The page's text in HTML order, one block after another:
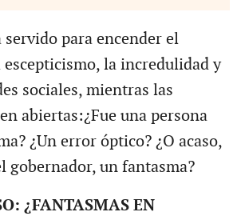
servido para encender el
la incredulidad y
sociales, mientras las
abiertas:¿Fue una persona
¿Un error óptico? ¿O acaso,
gobernador, un fantasma?
¿FANTASMAS EN